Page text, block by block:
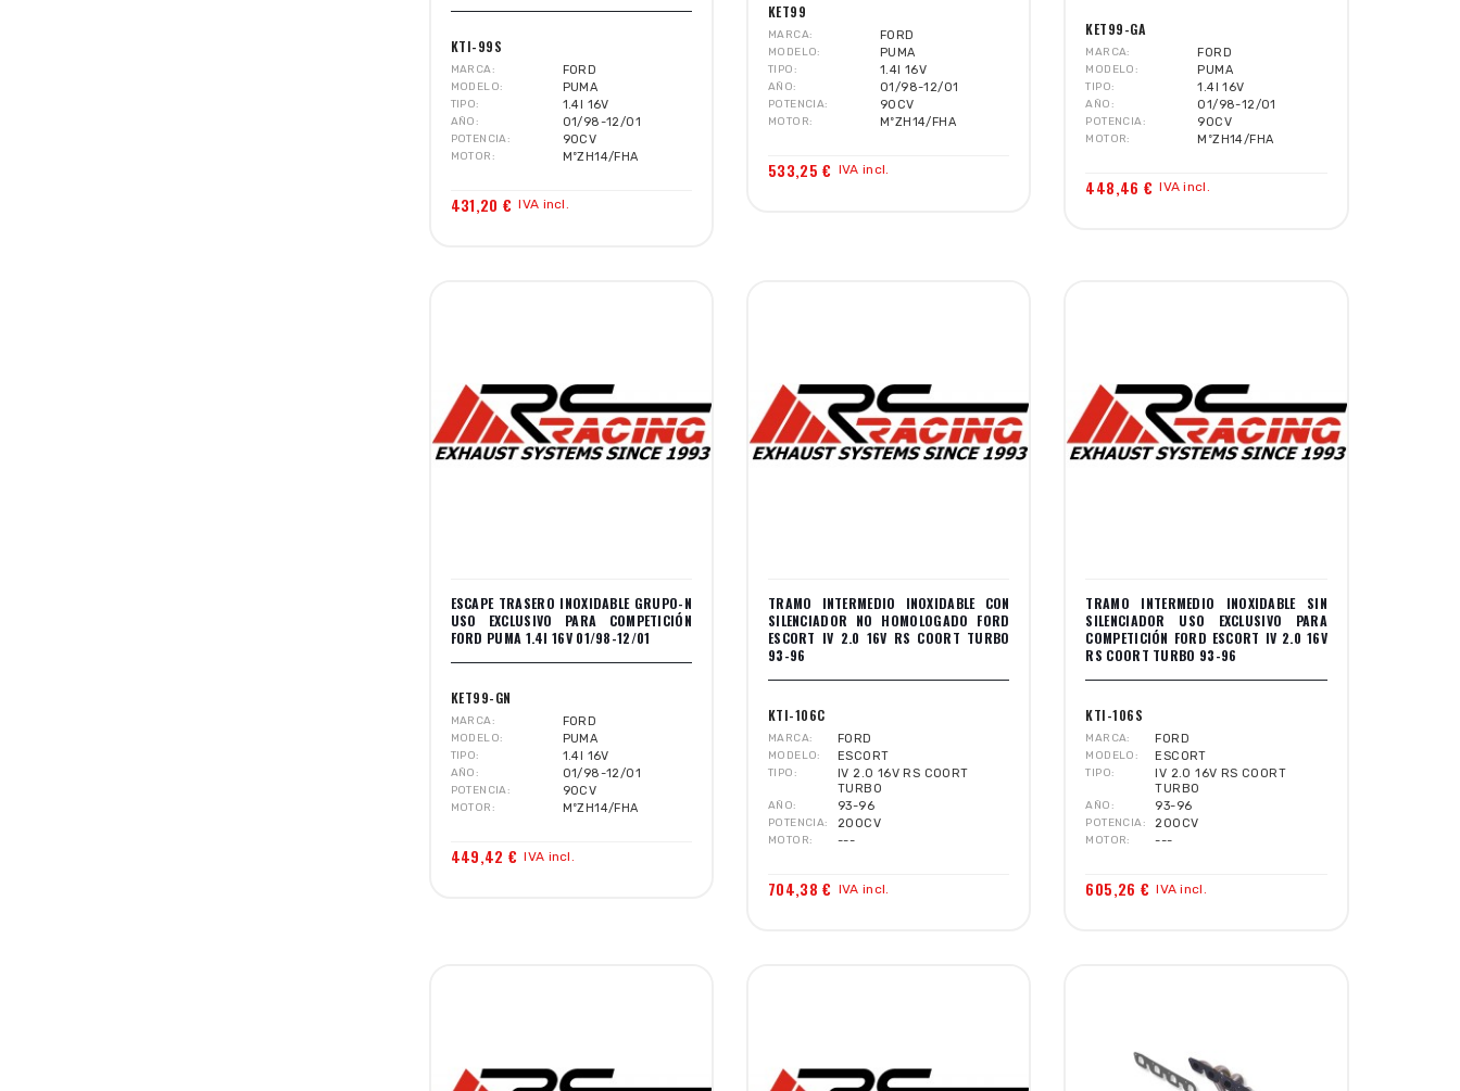
KTI-99S
MARCA FORD
MODELO PUMA
TIPO 1.4I 16V
AÑO 01/98-12/01
POTENCIA 90CV
MOTOR MºZH14/FHA
431,20 € IVA incl.
KET99
MARCA FORD
MODELO PUMA
TIPO 1.4I 16V
AÑO 01/98-12/01
POTENCIA 90CV
MOTOR MºZH14/FHA
533,25 € IVA incl.
KET99-GA
MARCA FORD
MODELO PUMA
TIPO 1.4I 16V
AÑO 01/98-12/01
POTENCIA 90CV
MOTOR MºZH14/FHA
448,46 € IVA incl.
ESCAPE TRASERO INOXIDABLE GRUPO-N
USO EXCLUSIVO PARA COMPETICIÓN
FORD PUMA 1.4I 16V 01/98-12/01
KET99-GN
MARCA FORD
MODELO PUMA
TIPO 1.4I 16V
AÑO 01/98-12/01
POTENCIA 90CV
MOTOR MºZH14/FHA
449,42 € IVA incl.
TRAMO INTERMEDIO INOXIDABLE CON
SILENCIADOR NO HOMOLOGADO FORD
ESCORT IV 2.0 16V RS COORT TURBO
93-96
KTI-106C
MARCA FORD
MODELO ESCORT
TIPO
IV 2.0 16V RS COORT
TURBO
AÑO 93-96
POTENCIA 200CV
MOTOR ---
704,38 € IVA incl.
TRAMO INTERMEDIO INOXIDABLE SIN
SILENCIADOR USO EXCLUSIVO PARA
COMPETICIÓN FORD ESCORT IV 2.0 16V
RS COORT TURBO 93-96
KTI-106S
MARCA FORD
MODELO ESCORT
TIPO
IV 2.0 16V RS COORT
TURBO
AÑO 93-96
POTENCIA 200CV
MOTOR ---
605,26 € IVA incl.